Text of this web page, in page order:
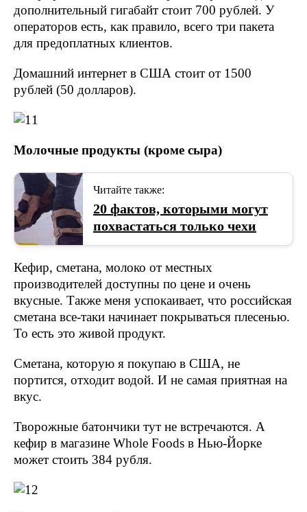
дополнительный гигабайт стоит 700 рублей. У
операторов есть, как правило, всего три пакета
для предоплатных клиентов.
Домашний интернет в США стоит от 1500
рублей (50 долларов).
Молочные продукты (кроме сыра)
Читайте также:
20 фактов, которыми могут
похвастаться только чехи
Кефир, сметана, молоко от местных
производителей доступны по цене и очень
вкусные. Также меня успокаивает, что российская
сметана все-таки начинает покрываться плесенью.
То есть это живой продукт.
Сметана, которую я покупаю в США, не
портится, отходит водой. И не самая приятная на
вкус.
Творожные батончики тут не встречаются. А
кефир в магазине Whole Foods в Нью-Йорке
может стоить 384 рубля.